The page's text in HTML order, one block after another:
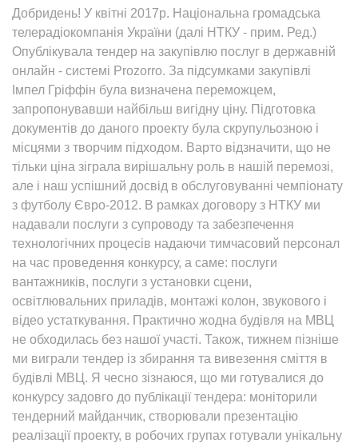
Добридень! У квітні 2017р. Національна громадська
телерадіокомпанія України (далі НТКУ - прим. Ред.)
Опублікувала тендер на закупівлю послуг в державній
онлайн - системі Prozorro. За підсумками закупівлі
Імпел Гріффін була визначена переможцем,
запропонувавши найбільш вигідну ціну. Підготовка
документів до даного проекту була скрупульозною і
місцями з творчим підходом. Варто відзначити, що не
тільки ціна зіграла вирішальну роль в нашій перемозі,
але і наш успішний досвід в обслуговуванні чемпіонату
з футболу Євро-2012. В рамках договору з НТКУ ми
надавали послуги з супроводу та забезпечення
технологічних процесів надаючи тимчасовий персонал
на час проведення конкурсу, а саме: послуги
вантажників, послуги з установки сцени,
освітлювальних приладів, монтажі колон, звукового і
відео устаткування. Практично жодна будівля на МВЦ
не обходилась без нашої участі. Також, тижнем пізніше
ми виграли тендер із збирання та вивезення сміття в
будівлі МВЦ. Я чесно зізнаюся, що ми готувалися до
конкурсу задовго до публікації тендера: моніторили
тендерний майданчик, створювали презентацію
реалізації проекту, в робочих групах готували унікальну